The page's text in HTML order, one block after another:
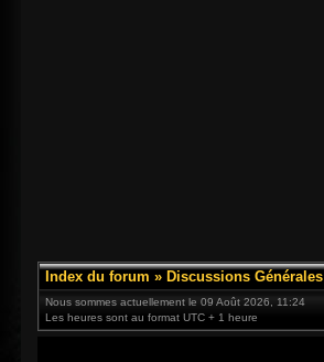
Index du forum » Discussions Générales
Nous sommes actuellement le 09 Août 2026, 11:24
Les heures sont au format UTC + 1 heure